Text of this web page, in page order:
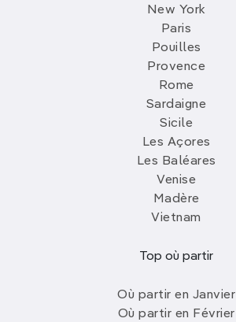
New York
Paris
Pouilles
Provence
Rome
Sardaigne
Sicile
Les Açores
Les Baléares
Venise
Madère
Vietnam
Top où partir
Où partir en Janvier
Où partir en Février